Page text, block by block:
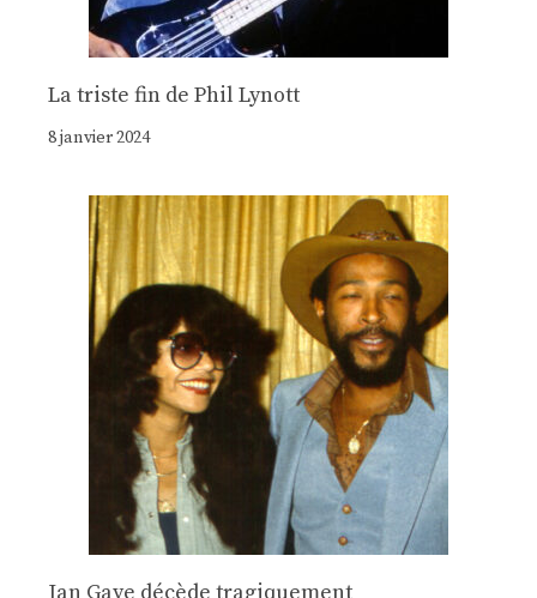
La triste fin de Phil Lynott
8 janvier 2024